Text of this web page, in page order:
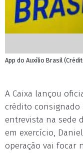
App do Auxílio Brasil
A Caixa lançou
crédito consignado
entrevista na sede
em exercício,
operação vai focar